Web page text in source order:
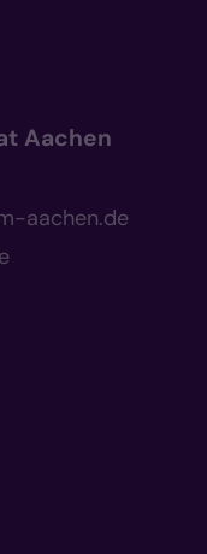
Aachen
aachen.de